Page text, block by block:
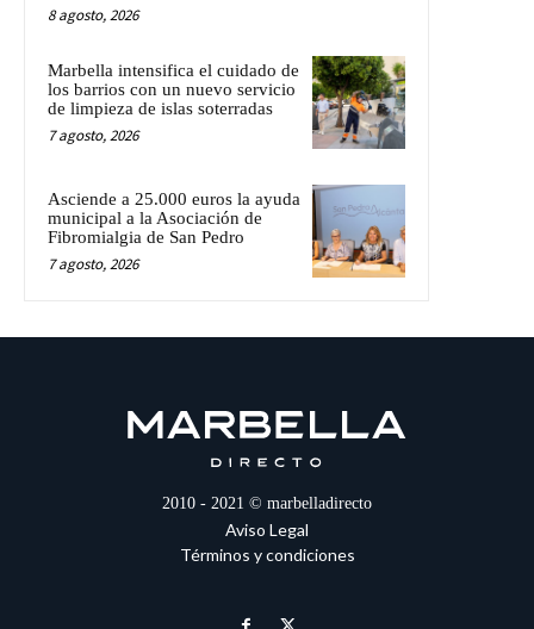
8 agosto, 2026
Marbella intensifica el cuidado de
los barrios con un nuevo servicio
de limpieza de islas soterradas
7 agosto, 2026
Asciende a 25.000 euros la ayuda
municipal a la Asociación de
Fibromialgia de San Pedro
7 agosto, 2026
2010 - 2021 © marbelladirecto
Aviso Legal
Términos y condiciones